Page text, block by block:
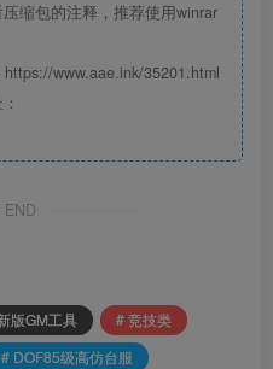
缩包的注释，推荐使用winrar
www.aae.ink/35201.html
版GM工具
# 竞技类
# DOF85级高仿台服